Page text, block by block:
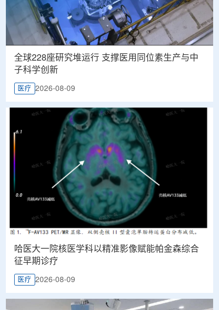
全球228座研究堆运行 支撑医用同位素生产与中
子科学创新
医疗 2026-08-09
哈医大一院核医学科以精准影像赋能帕金森综合
征早期诊疗
医疗 2026-08-09